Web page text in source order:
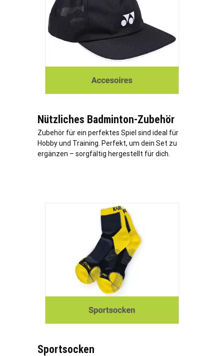
Nützliches Badminton-Zubehör
Zubehör für ein perfektes Spiel sind ideal für
Hobby und Training. Perfekt, um dein Set zu
ergänzen – sorgfältig hergestellt für dich.
Sportsocken